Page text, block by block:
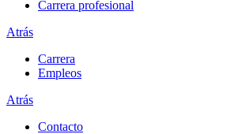
Carrera profesional
Atrás
Carrera
Empleos
Atrás
Contacto